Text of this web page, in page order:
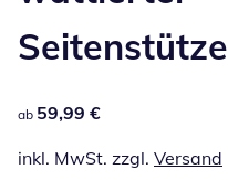
Seitenstütze
59,99 €
ab 59,99 €
inkl. MwSt. zzgl. Versand